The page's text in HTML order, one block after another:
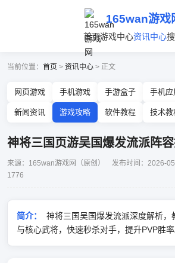
165wan游戏
首页游戏中心资讯中心
当前位置： 首页 > 资讯中心 > 正文
网页游戏 手机游戏 手游盒子 手机应
新闻资讯 游戏攻略 软件教程 技术教
神将三国页游吴国爆发流派阵
来源：165wan游戏网（原创） 发布时间：2026-
1776
简介：
神将三国吴国爆发流派深度解析，
与核心武将，快速秒杀对手，提升PVP胜率